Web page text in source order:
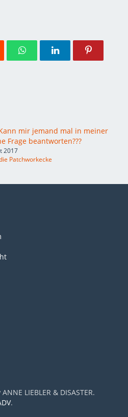
Kann mir jemand mal in meiner
Frage beantworten???
2017
Patchworkecke
LIEBLER & DISASTER.
.